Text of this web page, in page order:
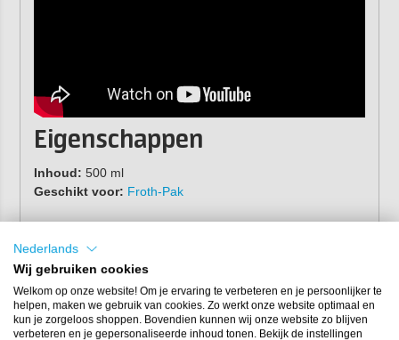
Eigenschappen
Inhoud: 500 ml
Geschikt voor: Froth-Pak
Nederlands
Wij gebruiken cookies
Welkom op onze website! Om je ervaring te verbeteren en je persoonlijker te
helpen, maken we gebruik van cookies. Zo werkt onze website optimaal en
kun je zorgeloos shoppen. Bovendien kunnen wij onze website zo blijven
verbeteren en je gepersonaliseerde inhoud tonen. Bekijk de instellingen